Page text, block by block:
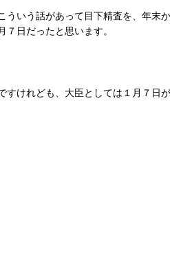
ういう話があって目下精査を、年末
日だったと思います。
けれども、大臣としては１月７日が